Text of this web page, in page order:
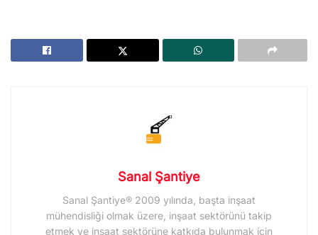
Sanal Şantiye
Sanal Şantiye® 2009 yılında, başta inşaat
mühendisliği olmak üzere, inşaat sektörünü takip
etmek ve inşaat sektörüne katkıda bulunmak için